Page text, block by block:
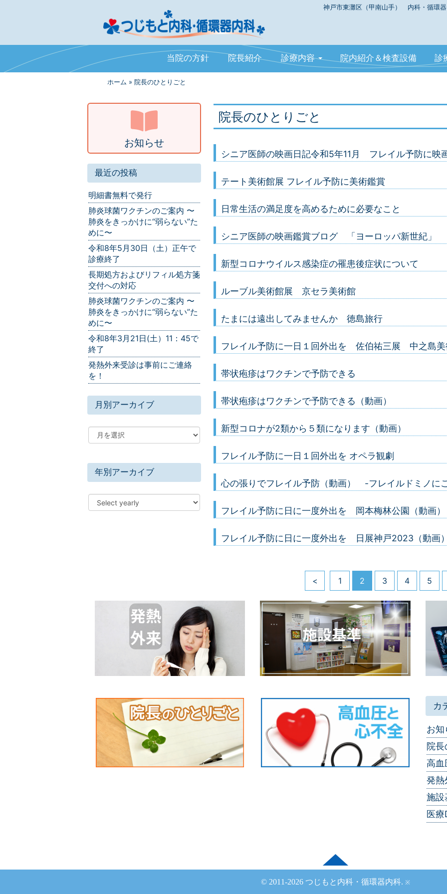
神戸市東灘区（甲南山手） 内科・循環
当院の方針 院長紹介 診療内容 院内紹介＆検査設備 診
ホーム » 院長のひとりごと
院長のひとりごと
シニア医師の映画日記令和5年11月 フレイル予防に映
テート美術館展 フレイル予防に美術鑑賞
日常生活の満足度を高めるために必要なこと
シニア医師の映画鑑賞ブログ 「ヨーロッパ新世紀」
新型コロナウイルス感染症の罹患後症状について
ルーブル美術館展 京セラ美術館
たまには遠出してみませんか 徳島旅行
フレイル予防に一日１回外出を 佐伯祐三展 中之島美
帯状疱疹はワクチンで予防できる
帯状疱疹はワクチンで予防できる（動画）
新型コロナが2類から５類になります（動画）
フレイル予防に一日１回外出を オペラ観劇
心の張りでフレイル予防（動画） -フレイルドミノに
フレイル予防に日に一度外出を 岡本梅林公園（動画）
フレイル予防に日に一度外出を 日展神戸2023（動画
< 1 2 3 4 5
お知らせ
最近の投稿
明細書無料で発行
肺炎球菌ワクチンのご案内 〜
肺炎をきっかけに“弱らない”た
めに〜
令和8年5月30日（土）正午で
診療終了
長期処方およびリフィル処方箋
交付への対応
肺炎球菌ワクチンのご案内 〜
肺炎をきっかけに“弱らない”た
めに〜
令和8年3月21日(土）11：45で
終了
発熱外来受診は事前にご連絡
を！
月別アーカイブ
年別アーカイブ
カ
お知
院長
高血
発熱
施設
医療
© 2011-2026 つじもと内科・循環器内科. ※